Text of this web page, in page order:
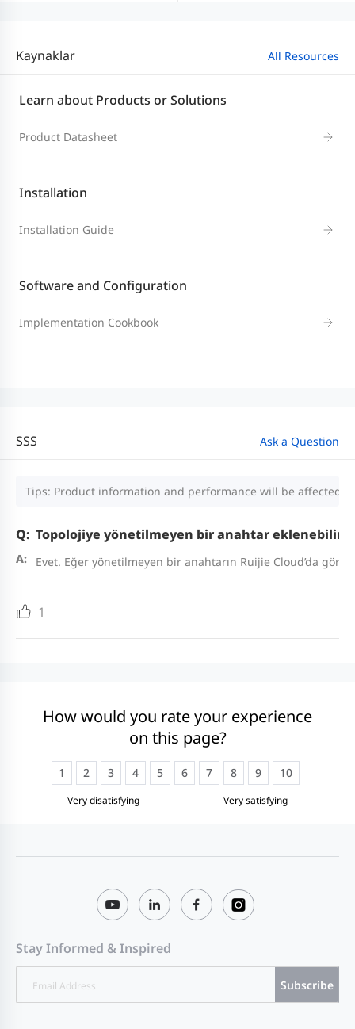
Kaynaklar All Resources
Learn about Products or Solutions
Product Datasheet
Installation
Installation Guide
Software and Configuration
Implementation Cookbook
SSS Ask a Question
Tips: Product information and performance will be affected
Topolojiye yönetilmeyen bir anahtar eklenebilir
Evet. Eğer yönetilmeyen bir anahtarın Ruijie Cloud’da
1
How would you rate your experience
on this page?
Very disatisfying
1 2 3 4 5 6 7 8 9 10
Very satisfying
Stay Informed & Inspired
Subscribe